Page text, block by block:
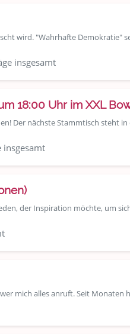
wird. "Wahrhafte Demokratie"
insgesamt
18:00 Uhr im XXL
Der nächste Stammtisch steht
insgesamt
der Inspiration möchte, um
mich alles anruft. Seit Monaten